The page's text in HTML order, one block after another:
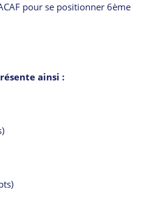
pour se positionner 6ème
ainsi :